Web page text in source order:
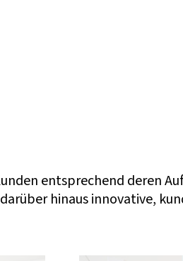
entsprechend deren
hinaus innovative,